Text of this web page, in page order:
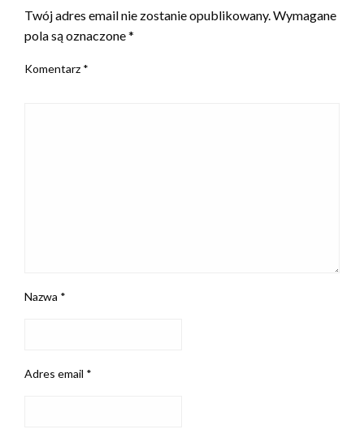
Twój adres email nie zostanie opublikowany. Wymagane
pola są oznaczone*
Komentarz *
Nazwa *
Adres email *